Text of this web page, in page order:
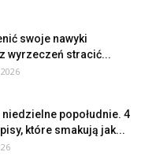
swoje nawyki
wyrzeczeń stracić...
popołudnie. 4
które smakują jak...